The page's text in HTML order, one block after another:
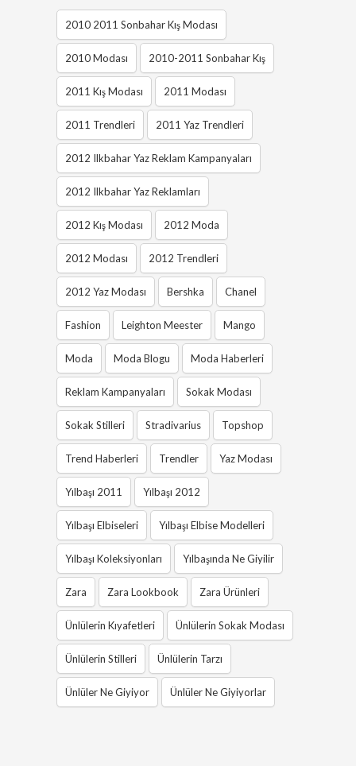
2010 2011 Sonbahar Kış Modası
2010 Modası 2010-2011 Sonbahar Kış
2011 Kış Modası 2011 Modası
2011 Trendleri 2011 Yaz Trendleri
2012 Ilkbahar Yaz Reklam Kampanyaları
2012 Ilkbahar Yaz Reklamları
2012 Kış Modası 2012 Moda
2012 Modası 2012 Trendleri
2012 Yaz Modası Bershka Chanel
Fashion Leighton Meester Mango
Moda Moda Blogu Moda Haberleri
Reklam Kampanyaları Sokak Modası
Sokak Stilleri Stradivarius Topshop
Trend Haberleri Trendler Yaz Modası
Yılbaşı 2011 Yılbaşı 2012
Yılbaşı Elbiseleri Yılbaşı Elbise Modelleri
Yılbaşı Koleksiyonları Yılbaşında Ne Giyilir
Zara Zara Lookbook Zara Ürünleri
Ünlülerin Kıyafetleri Ünlülerin Sokak Modası
Ünlülerin Stilleri Ünlülerin Tarzı
Ünlüler Ne Giyiyor Ünlüler Ne Giyiyorlar